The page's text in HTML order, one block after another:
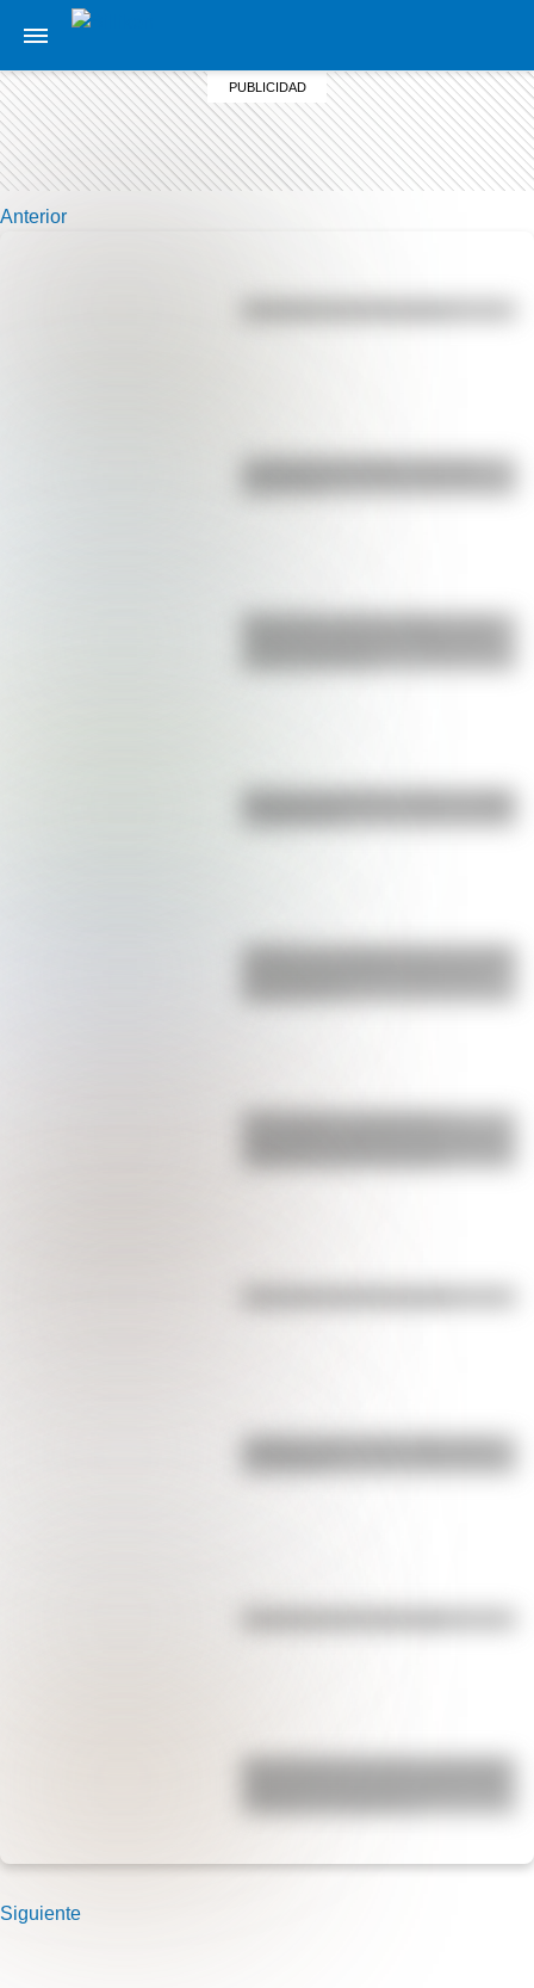
Anterior
Efemérides del 6 de agosto: tres
Bandera de Bolivia: historia, origen
¿Sabías que Argentina tuvo la torre
17 de agosto: actividades y
¿Sabías cómo fue la infancia de
San Clemente del Tuyú: conocé la
Siguiente